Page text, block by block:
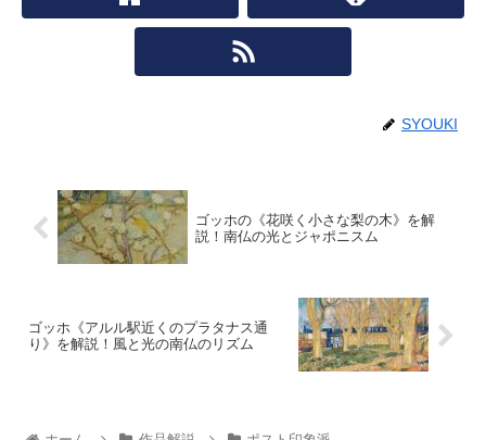
SYOUKI
ゴッホの《花咲く小さな梨の木》を解
説！南仏の光とジャポニスム
ゴッホ《アルル駅近くのプラタナス通
り》を解説！風と光の南仏のリズム